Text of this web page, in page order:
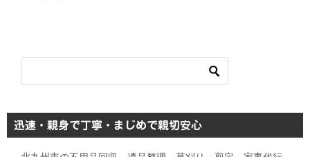
迅速・親身で丁寧・まじめで親切安心